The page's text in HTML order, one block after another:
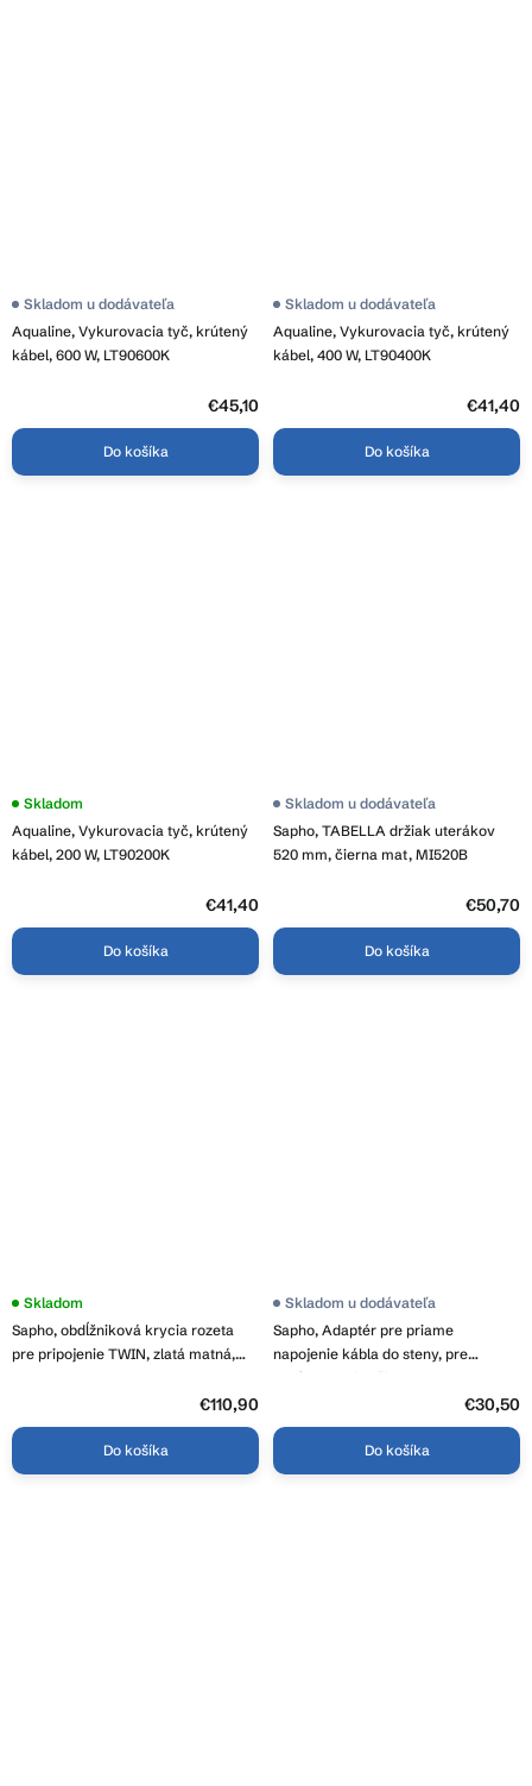
Aqualine, Vykurovacia tyč, krútený
kábel, 600 W, LT90600K
Skladom u dodávateľa
€45,10
Do košíka
Aqualine, Vykurovacia tyč, krútený
kábel, 400 W, LT90400K
Skladom u dodávateľa
€41,40
Do košíka
Aqualine, Vykurovacia tyč, krútený
kábel, 200 W, LT90200K
Skladom
€41,40
Do košíka
Sapho, TABELLA držiak uterákov
520 mm, čierna mat, MI520B
Skladom u dodávateľa
€50,70
Do košíka
Sapho, obdĺžniková krycia rozeta
pre pripojenie TWIN, zlatá matná,
Skladom
€110,90
Do košíka
Sapho, Adaptér pre priame
napojenie kábla do steny, pre
okrúhle profily, čierna, ER130
Skladom u dodávateľa
€30,50
Do košíka